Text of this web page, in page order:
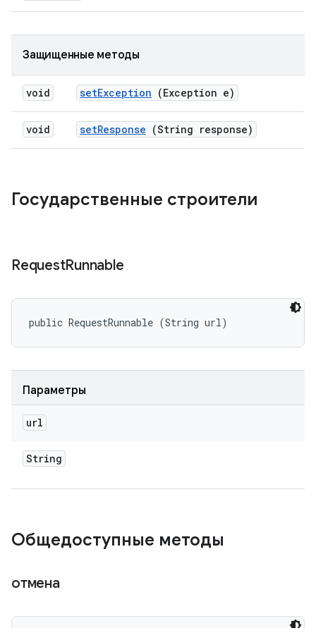
Защищенные методы
void setException (Exception e)
void setResponse (String response)
Государственные строители
RequestRunnable
public RequestRunnable (String url)
Параметры
url
String
Общедоступные методы
отмена